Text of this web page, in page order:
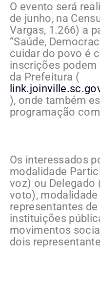
O evento será
de junho, na
Vargas, 1.266) a
“Saúde,
cuidar do povo é
inscrições podem
da Prefeitura (
), onde também
programação
Os interessados
modalidade
voz) ou Delegado
voto),
representantes
instituições
movimentos
dois